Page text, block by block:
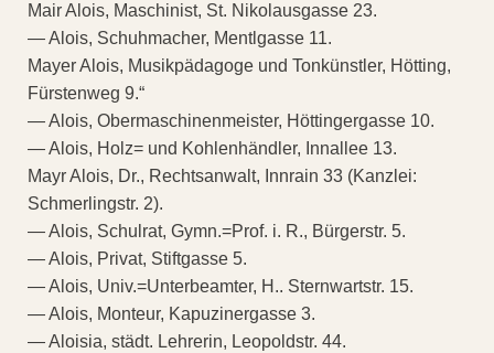
Mair Alois, Maschinist, St. Nikolausgasse 23.
— Alois, Schuhmacher, Mentlgasse 11.
Mayer Alois, Musikpädagoge und Tonkünstler, Hötting,
Fürstenweg 9.“
— Alois, Obermaschinenmeister, Höttingergasse 10.
— Alois, Holz= und Kohlenhändler, Innallee 13.
Mayr Alois, Dr., Rechtsanwalt, Innrain 33 (Kanzlei:
Schmerlingstr. 2).
— Alois, Schulrat, Gymn.=Prof. i. R., Bürgerstr. 5.
— Alois, Privat, Stiftgasse 5.
— Alois, Univ.=Unterbeamter, H.. Sternwartstr. 15.
— Alois, Monteur, Kapuzinergasse 3.
— Aloisia, städt. Lehrerin, Leopoldstr. 44.